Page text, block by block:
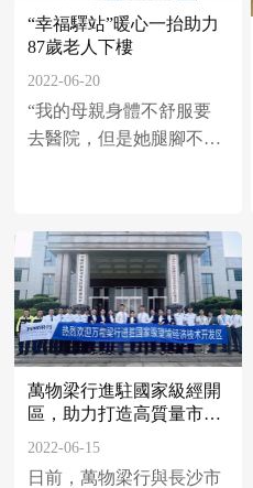
個“替人花錢”的過程中取
得的報酬。
“幸福驛站”暖心一抬助力
87歲老人下樓
2022-06-20
​“我的母親身體不舒服要
去醫院，但是她腿腳不
懸橋巷60號的居民周建創
來到家門口的万科物
業“幸福驛站”求助。
萬物梁行進駐國家級經開
區，助力打造高質量市民
2022-06-15
​日前，萬物梁行與長沙市